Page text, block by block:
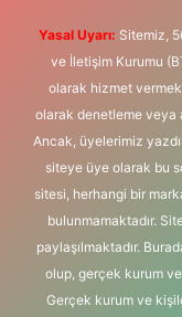
Yasal Uyarı: Sitemiz,
ve İletişim Kurumu
olarak hizmet
olarak denetleme veya
Ancak, üyelerimiz
siteye üye olarak bu
sitesi, herhangi bir
bulunmamaktadır.
paylaşılmaktadır.
olup, gerçek kurum ve
Gerçek kurum ve